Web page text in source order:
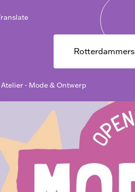
Rotterdammers
- Mode & Ontwerp